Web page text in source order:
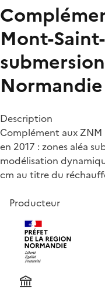
Mont-
Normandie
Description
Complément aux ZNM
en 2017 : zones aléa
modélisation
cm au titre du
Producteur